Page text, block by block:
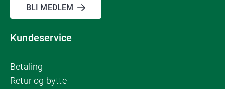
BLI MEDLEM
Kundeservice
Betaling
Retur og bytte